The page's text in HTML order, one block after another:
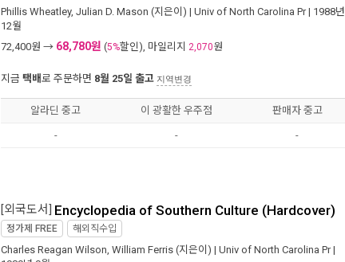
Phillis Wheatley, Julian D. Mason (지은이) | Univ of North Carolina Pr| 1988년
12월
72,400원 → 68,780원 (5%할인), 마일리지 2,070원
지금 택배로 주문하면 8월 25일 출고 지역변경
알라딘 중고 이 광활한 우주점 판매자 중고
- - -
[외국도서] Encyclopedia of Southern Culture (Hardcover)
정가제 FREE 해외직수입
Charles Reagan Wilson, William Ferris (지은이) | Univ of North Carolina Pr|